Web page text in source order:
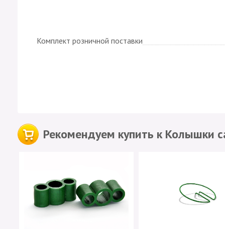
Комплект розничной поставки
Рекомендуем купить к Колышки